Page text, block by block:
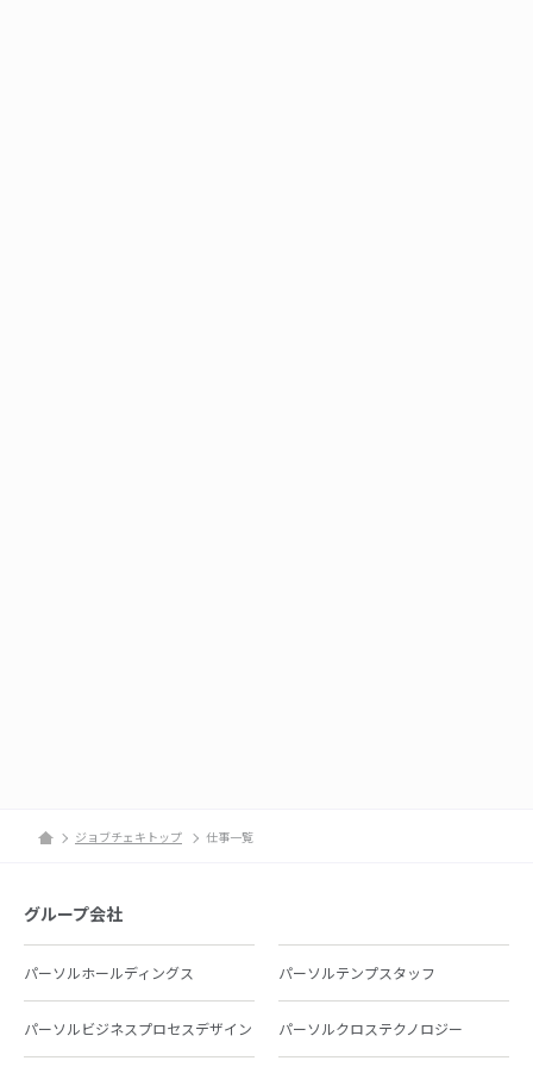
ジョブチェキトップ 仕事一覧
グループ会社
パーソルホールディングス パーソルテンプスタッフ
パーソルビジネスプロセスデザイン パーソルクロステクノロジー